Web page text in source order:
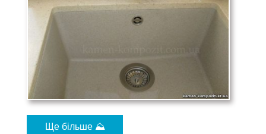
Ще більше ⛰